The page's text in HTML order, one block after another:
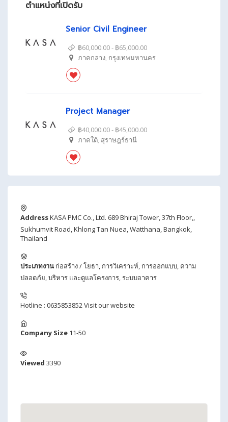
ตำแหน่งที่เปิดรับ
Senior Civil Engineer
฿60,000.00 - ฿65,000.00
ภาคกลาง, กรุงเทพมหานคร
Project Manager
฿40,000.00 - ฿45,000.00
ภาคใต้, สุราษฎร์ธานี
AddressKASA PMC Co., Ltd. 689 Bhiraj Tower, 37th Floor,,
Sukhumvit Road, Khlong Tan Nuea, Watthana, Bangkok,
Thailand
ประเภทงาน ก่อสร้าง / โยธา, การวิเคราะห์, การออกแบบ, ความ
ปลอดภัย,บริหาร และดูแลโครงการ,ระบบอาคาร
Hotline : 0635853852Visit our website
Company Size 11-50
Viewed 3390